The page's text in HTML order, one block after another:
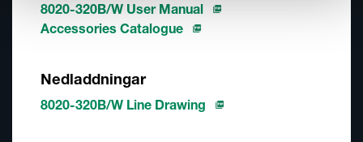
8020-320B/W User Manual
Accessories Catalogue
Nedladdningar
8020-320B/W Line Drawing